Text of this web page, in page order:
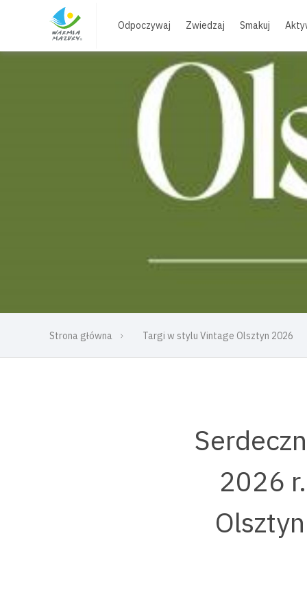
Odpoczywaj Zwiedzaj Smakuj
Strona główna Targi w stylu Vintage Olsztyn 2026
2026